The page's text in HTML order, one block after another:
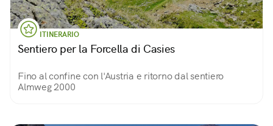
ITINERARIO
Sentiero per la Forcella di Casies
Fino al confine con l'Austria e ritorno dal sentiero
Almweg 2000